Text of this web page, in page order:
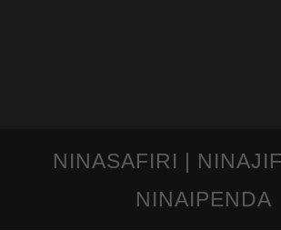
NINASAFIRI |
NINAIPENDA